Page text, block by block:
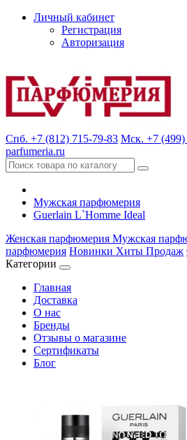
Личный кабинет
Регистрация
Авторизация
Спб. +7 (812) 715-79-83 Мск. +7 (499)
parfumeria.ru
Мужская парфюмерия
Guerlain L`Homme Ideal
Женская парфюмерия Мужская
парфюмерия Новинки Хиты Продаж
Категории
Главная
Доставка
О нас
Бренды
Отзывы о магазине
Сертификаты
Блог